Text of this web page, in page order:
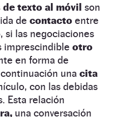
de texto al móvil son
de contacto entre
si las negociaciones
imprescindible otro
en forma de
una cita
con las debidas
Esta relación
una conversación